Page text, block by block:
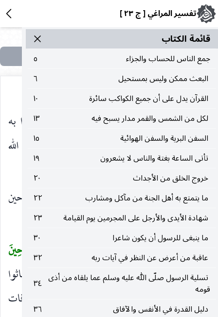
تفسير المراغي [ ج ٢٣ ]
قائمة الکتاب
جمع الناس للحساب والجزاء
٥
البعث ممكن وليس بمستحيل
٦
القرآن يدل على أن جميع الكواكب سائرة
١٠
لكل من الشمس والقمر مدار يسبح فيه
١٣
السفن البرية والسفن الهوائية
١٥
تأتى الساعة بغتة والناس لا يشعرون
١٩
خروج الخلق من الأجداث
٢٠
ما يتمتع به أهل الجنة من مآكل ومشارب
٢٢
شهادة الأيدى والأرجل على المجرمين يوم القيامة
٢٣
ما ينبغى للرسول أن يكون شاعرا
٣٠
عاقبة من أعرض عن النظر في آيات ربه
٣٢
تسلية الرسول صلّى الله عليه وسلم عما يلقاه من أذى
قومه
٣٤
دليل القدرة في الأنفس والآفاق
٣٦
ما يصلح حالهم في دينهم ولا دنياهم ، بل كذبوا به
لاستكبارهم عن اتباع الحق ومشاقتهم لرسوله صلّى الله
عليه وسلم وحرصهم على مخالفته.
ثم حذرهم وخوّفهم ما أهلك به الأمم قبلهم حين
كذبوا رسلهم فقال :
كَمْ أَهْلَكْنا مِنْ قَبْلِهِمْ مِنْ قَرْنٍ فَنادَوْا وَلاتَ حِينَ
مَناصٍ)أي وكثير من الأمم قبلهم أهلكناهم فاستغاثوا
حين حل بهم العذاب ، فلم يغن ذلك عنهم شيئا ، فقد فات